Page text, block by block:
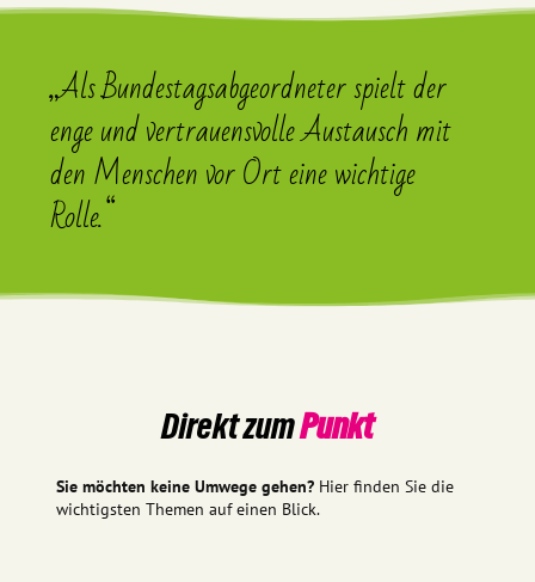
„Als Bundestagsabgeordneter spielt der
enge und vertrauensvolle Austausch mit
den Menschen vor Ort eine wichtige
Rolle.“
Direkt zumPunkt
Sie möchten keine Umwege gehen? Hier finden Sie die
wichtigsten Themen auf einen Blick.